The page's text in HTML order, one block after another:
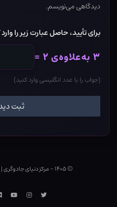
دیدگاهی می‌نویسم.
برای تأیید، حاصل عبارت زیر را
۳ به‌علاوه‌ی ۲ =
(جواب را با عدد انگلیسی وارد کنید)
© ۱۴۰۵ - مرکز دنیای جادوگری |
توییتراینستاگرام